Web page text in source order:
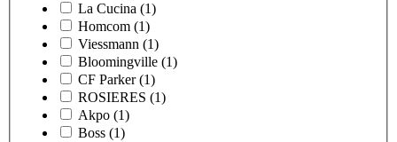
La Cucina (1)
Homcom (1)
Viessmann (1)
Bloomingville (1)
CF Parker (1)
ROSIERES (1)
Akpo (1)
Boss (1)